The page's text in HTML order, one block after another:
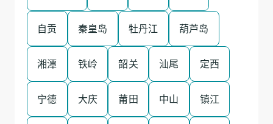
自贡 秦皇岛 牡丹江 葫芦岛
湘潭 铁岭 韶关 汕尾 定西
宁德 大庆 莆田 中山 镇江